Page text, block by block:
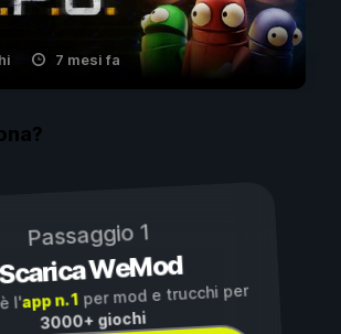
7 mesi fa
Passaggio 1
Scarica WeMod
è l'app n. 1per mod e trucchi per
3000+ giochi